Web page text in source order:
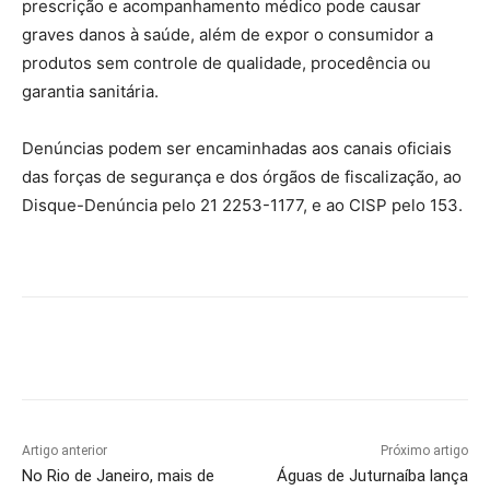
prescrição e acompanhamento médico pode causar
graves danos à saúde, além de expor o consumidor a
produtos sem controle de qualidade, procedência ou
garantia sanitária.
Denúncias podem ser encaminhadas aos canais oficiais
das forças de segurança e dos órgãos de fiscalização, ao
Disque-Denúncia pelo 21 2253-1177, e ao CISP pelo 153.
Artigo anterior
No Rio de Janeiro, mais de
Próximo artigo
Águas de Juturnaíba lança